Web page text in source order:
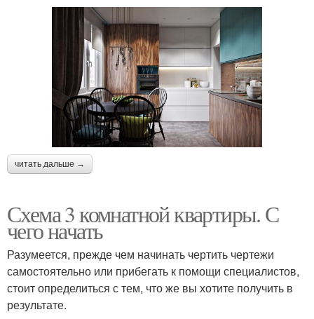
читать дальше →
Схема 3 комнатной квартиры. С
чего начать
Разумеется, прежде чем начинать чертить чертежи
самостоятельно или прибегать к помощи специалистов,
стоит определиться с тем, что же вы хотите получить в
результате.